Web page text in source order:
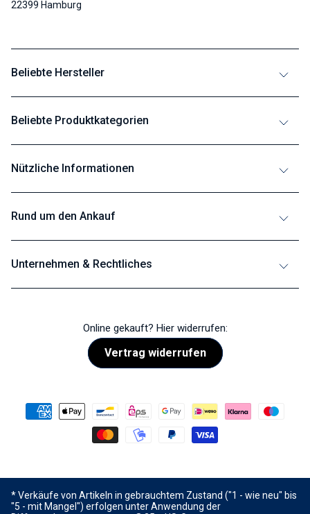
22399 Hamburg
Beliebte Hersteller
Beliebte Produktkategorien
Nützliche Informationen
Rund um den Ankauf
Unternehmen & Rechtliches
Online gekauft? Hier widerrufen:
Vertrag widerrufen
* Verkäufe von Artikeln in gebrauchtem Zustand ("1 - wie neu" bis
"5 - mit Mangel") erfolgen unter Anwendung der